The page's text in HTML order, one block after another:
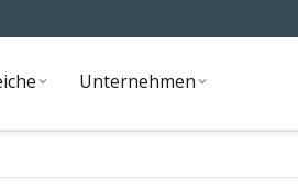
Unternehmen